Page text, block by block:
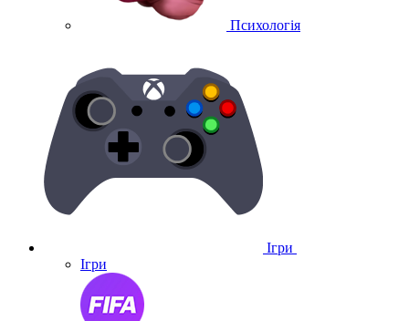
Психологія
Ігри
Ігри